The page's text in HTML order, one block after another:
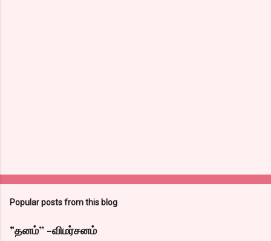
Popular posts from this blog
"தனம்” -விமர்சனம்